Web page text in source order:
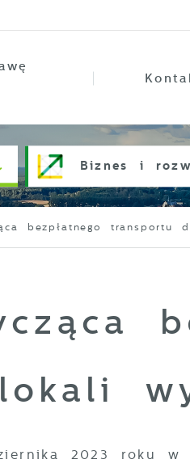
Biznes i
bezpłatnego transportu
2023 roku w